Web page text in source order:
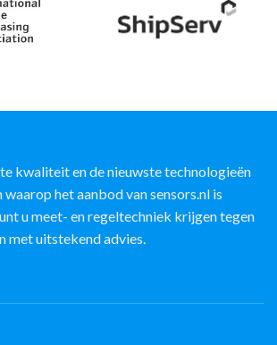
kwaliteit en de nieuwste technologieën
waarop het aanbod van sensors.nl is
u meet- en regeltechniek krijgen tegen
met uitstekend advies.